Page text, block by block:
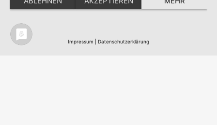
Impressum Datenschutzerklärung